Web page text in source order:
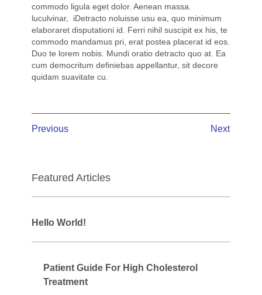
commodo ligula eget dolor. Aenean massa.
luculvinar, iDetracto noluisse usu ea, quo minimum
elaboraret disputationi id. Ferri nihil suscipit ex his, te
commodo mandamus pri, erat postea placerat id eos.
Duo te lorem nobis. Mundi oratio detracto quo at. Ea
cum democritum definiebas appellantur, sit decore
quidam suavitate cu.
Previous Next
Featured Articles
Hello World!
Patient Guide For High Cholesterol
Treatment